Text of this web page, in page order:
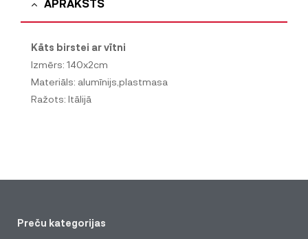
APRAKSTS
Kāts birstei ar vītni
Izmērs: 140x2cm
Materiāls: alumīnijs,plastmasa
Ražots: Itālijā
Preču kategorijas